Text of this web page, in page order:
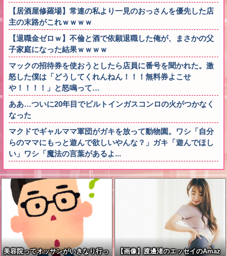
【居酒屋修羅場】常連の私より一見のおっさんを優先した店
主の末路がこれｗｗｗｗ
【退職金ゼロｗ】不倫と酒で依願退職した俺が、まさかの父
子家庭になった結果ｗｗｗｗ
マックの招待券を使おうとしたら店員に番号を聞かれた。激
怒した僕は「どうしてくれんねん！！！無料券よこせ
や！！！！」と怒鳴って…
ああ…ついに20年目でビルトインガスコンロの火がつかなく
なった
マクドでギャルママ軍団がガキを放って動物園。ワシ「自分
らのママにもっと遊んで欲しいやんな？」ガキ「遊んでほし
い」ワシ「魔法の言葉があるよ...
美容院ってオッサンがいきなり行っ
【画像】渡邊渚のエッセイのAmaz